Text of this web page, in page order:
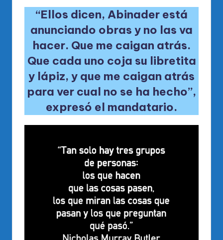
“Ellos dicen, Abinader está
anunciando obras y no las va
hacer. Que me caigan atrás.
Que cada uno coja su libretita
y lápiz, y que me caigan atrás
para ver cual no se ha hecho”,
expresó el mandatario.